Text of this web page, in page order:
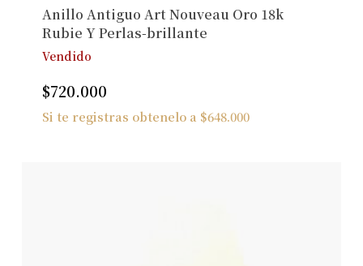
Anillo Antiguo Art Nouveau Oro 18k
Rubie Y Perlas-brillante
Vendido
$720.000
Si te registras obtenelo a $648.000